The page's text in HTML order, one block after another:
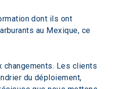
dont ils ont
au Mexique, ce
changements. Les clients
du déploiement,